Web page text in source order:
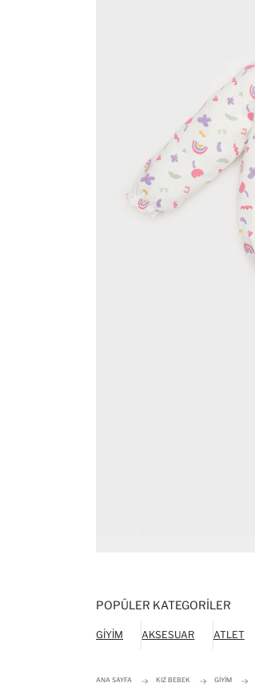
POPÜLER KATEGORILER
GIYIM AKSESUAR ATLET
ANA SAYFA KIZ BEBEK GIYIM